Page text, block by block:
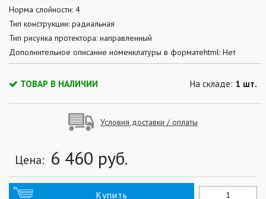
Норма слойности: 4
Тип конструкции: радиальная
Тип рисунка протектора: направленный
Дополнительное описание номенклатуры в форматеhtml: Нет
ТОВАР В НАЛИЧИИ На складе: 1 шт.
Условия доставки / оплаты
Цена: 6 460 руб.
Купить